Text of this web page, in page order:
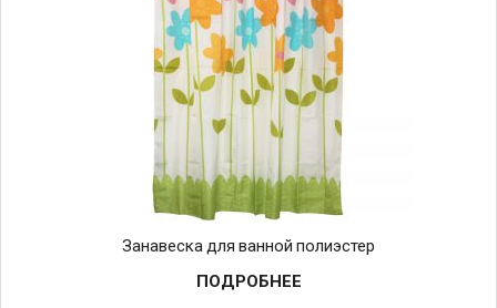
Занавеска для ванной полиэстер
ПОДРОБНЕЕ